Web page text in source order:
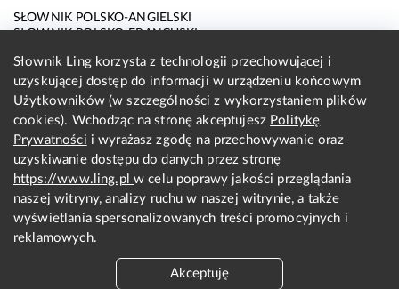
SŁOWNIK POLSKO-ANGIELSKI
SŁOWNIK POLSKO-FRANCUSKI
SŁOWNIK POLSKO-HISZPAŃSKI
SŁOWNIK POLSKO-NIEMIECKI
SŁOWNIK POLSKO-ROSYJSKI
SŁOWNIK ANGIELSKO-POLSKI
SŁOWNIK FRANCUSKO-POLSKI
SŁOWNIK WŁOSKO-POLSKI
SŁOWNIK HISZPAŃSKO-POLSKI
SŁOWNIK NIEMIECKO-POLSKI
SŁOWNIK ROSYJSKO-POLSKI
O nas
KONTAKT Z REDAKCJĄ
Słownik Ling korzysta z technologii przechowującej i
uzyskującej dostęp do informacji w urządzeniu końcowym
Użytkowników (w szczególności z wykorzystaniem plików
cookies). Wchodząc na stronę akceptujesz Politykę
Prywatności i wyrażasz zgodę na przechowywanie oraz
uzyskiwanie dostępu do danych przez stronę
https://www.ling.plw celu poprawy jakości przeglądania
naszej witryny, analizy ruchu w naszej witrynie, a także
wyświetlania spersonalizowanych treści promocyjnych i
reklamowych.
Akceptuję